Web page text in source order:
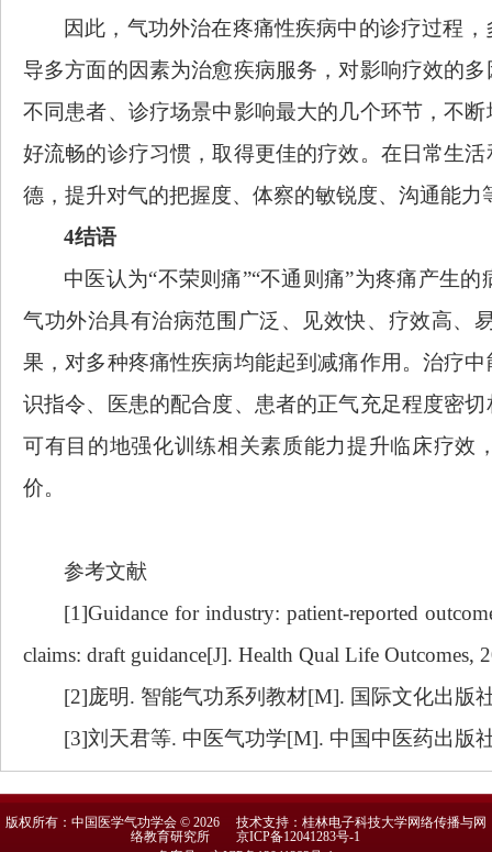
因此，气功外治在疼痛性疾病中的诊疗过程
导多方面的因素为治愈疾病服务，对影响疗效的
不同患者、诊疗场景中影响最大的几个环节，不
好流畅的诊疗习惯，取得更佳的疗效。在日常生
德，提升对气的把握度、体察的敏锐度、沟通能力
4结语
中医认为“不荣则痛”“不通则痛”为疼痛产生
气功外治具有治病范围广泛、见效快、疗效高、
果，对多种疼痛性疾病均能起到减痛作用。治疗
识指令、医患的配合度、患者的正气充足程度密
可有目的地强化训练相关素质能力提升临床疗效
价。
参考文献
[1]Guidance for industry: patient-reported
claims: draft guidance[J]. Health Qual Life Outcomes,
[2]庞明. 智能气功系列教材[M]. 国际文化出版
[3]刘天君等. 中医气功学[M]. 中国中医药出版
版权所有：中国医学气功学会 © 2026 技术支持：桂林电子科技大学网络传播与网
络教育研究所京ICP备12041283号-1